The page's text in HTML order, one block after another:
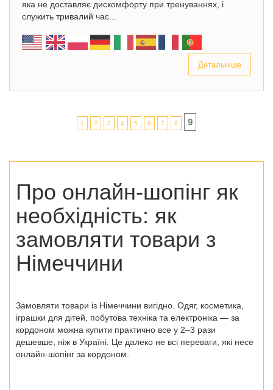
яка не доставляє дискомфорту при тренуваннях, і
служить тривалий час...
Детальніше
1 2 3 4 5 6 7 8 9
Про онлайн-шопінг як
необхідність: як
замовляти товари з
Німеччини
Замовляти товари із Німеччини вигідно. Одяг, косметика,
іграшки для дітей, побутова техніка та електроніка — за
кордоном можна купити практично все у 2–3 рази
дешевше, ніж в Україні. Це далеко не всі переваги, які несе
онлайн-шопінг за кордоном.